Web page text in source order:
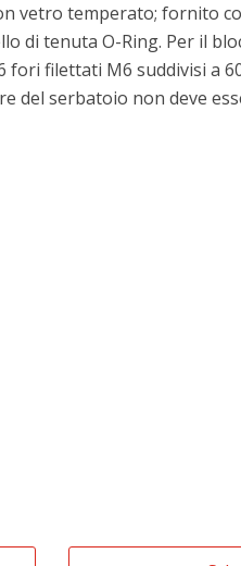
vetro temperato; fornito
di tenuta O-Ring. Per il
filettati M6 suddivisi a
del serbatoio non deve